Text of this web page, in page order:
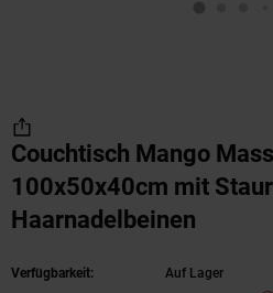
Couchtisch Mango
100x50x40cm mit
Haarnadelbeinen
Verfügbarkeit:
Auf Lager